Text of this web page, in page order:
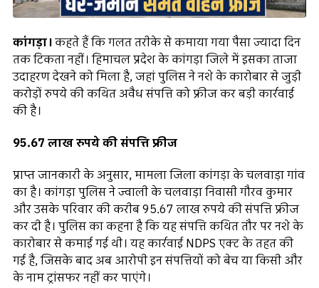
कांगड़ा।कहते हैं कि गलत तरीके से कमाया गया पैसा ज्यादा दिन
तक टिकता नहीं। हिमाचल प्रदेश के कांगड़ा जिले में इसका ताजा
उदाहरण देखने को मिला है, जहां पुलिस ने नशे के कारोबार से जुड़ी
करोड़ों रुपये की कथित अवैध संपत्ति को फ्रीज कर बड़ी कार्रवाई
की है।
95.67 लाख रुपये की संपत्ति फ्रीज
प्राप्त जानकारी के अनुसार, मामला जिला कांगड़ा के चलवाड़ा गांव
का है। कांगड़ा पुलिस ने ज्वाली के चलवाड़ा निवासी गौरव कुमार
और उसके परिवार की करीब 95.67 लाख रुपये की संपत्ति फ्रीज
कर दी है। पुलिस का कहना है कि यह संपत्ति कथित तौर पर नशे के
कारोबार से कमाई गई थी। यह कार्रवाई NDPS एक्ट के तहत की
गई है, जिसके बाद अब आरोपी इन संपत्तियों को बेच या किसी और
के नाम ट्रांसफर नहीं कर पाएंगे।